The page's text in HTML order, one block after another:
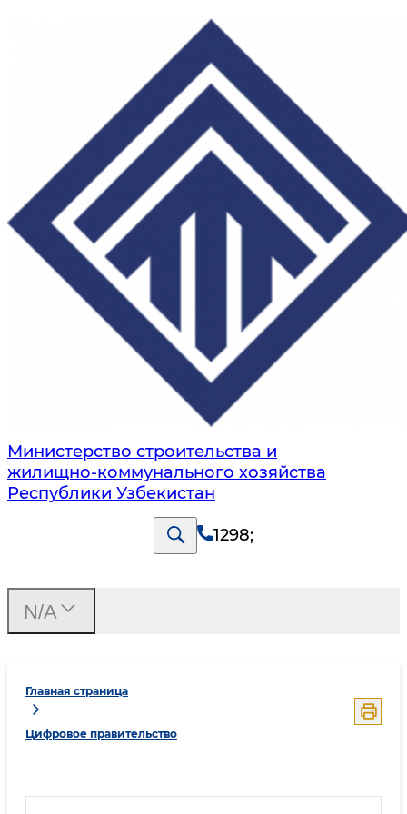
Министерство строительства и
жилищно-коммунального хозяйства
Республики Узбекистан
1298;
Главная страница
Цифровое правительство
N/A